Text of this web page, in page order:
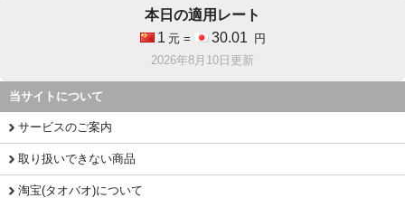
本日の適用レート
1 元 = 30.01
円
2026年8月10日更新
当サイトについて
サービスのご案内
取り扱いできない商品
淘宝(タオバオ)について